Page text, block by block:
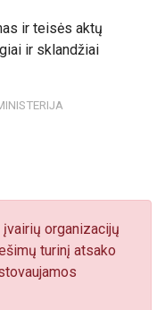
ir teisės aktų
ir sklandžiai
įvairių organizacijų
turinį atsako